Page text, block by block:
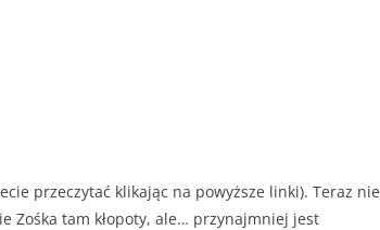
przeczytać klikając na powyższe linki). Teraz nie
Zośka tam kłopoty, ale… przynajmniej jest